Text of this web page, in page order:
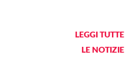
LEGGI TUTTE
LE NOTIZIE